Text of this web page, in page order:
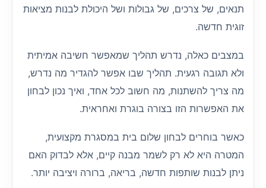
תנאים, של צרכים, של גבולות ושל היכולת לבנות מציאות
זוגית חדשה.
במצבים כאלה, נדרש תהליך שמאפשר חשיבה אמיתית
ולא תגובה רגעית. תהליך שבו אפשר להגדיר מה נדרש,
מה צריך להשתנות, מה חשוב לכל אחד, ואיך נכון לבחון
את האפשרות הזו בצורה בוגרת ואחראית.
כאשר בוחרים לבחון שלום בית במסגרת מקצועית,
המטרה היא לא רק לשמר מבנה קיים, אלא לבדוק האם
ניתן לבנות שותפות חדשה, בריאה, ברורה ויציבה יותר.